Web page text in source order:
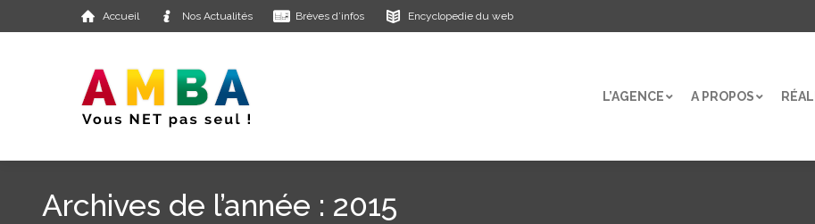
Accueil Nos Actualités Brèves d’infos Encyclopedie du web
L’AGENCE A PROPOS
Archives de l’année : 2015